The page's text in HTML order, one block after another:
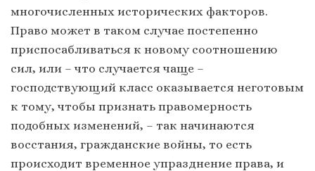
многочисленных исторических факторов.
Право может в таком случае постепенно
приспосабливаться к новому соотношению
сил, или – что случается чаще –
господствующий класс оказывается неготовым
к тому, чтобы признать правомерность
подобных изменений, – так начинаются
восстания, гражданские войны, то есть
происходит временное упразднение права, и